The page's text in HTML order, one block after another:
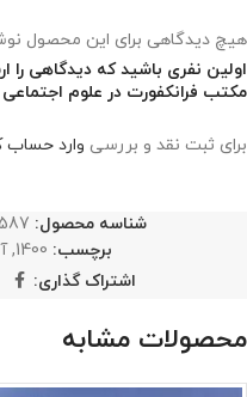
هیچ دیدگاهی برای این محصول
اولین نفری باشید که دیدگاهی را
مکتب فرانکفورت در علوم اجتماعی
برای ثبت نقد و بررسی وارد حساب
شناسه محصول:
برچسب: 1400
,
اشتراک گذاری:
محصولات مشابه